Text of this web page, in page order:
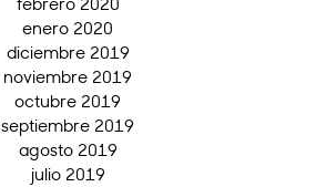
enero 2020
diciembre 2019
noviembre 2019
octubre 2019
septiembre 2019
agosto 2019
julio 2019